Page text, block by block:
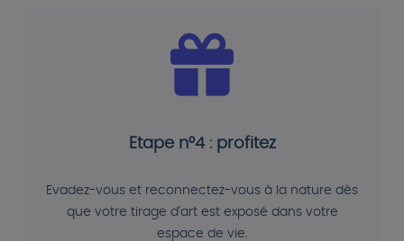
Etape n°4 : profitez
Evadez-vous et reconnectez-vous à la nature dès
que votre tirage d'art est exposé dans votre
espace de vie.